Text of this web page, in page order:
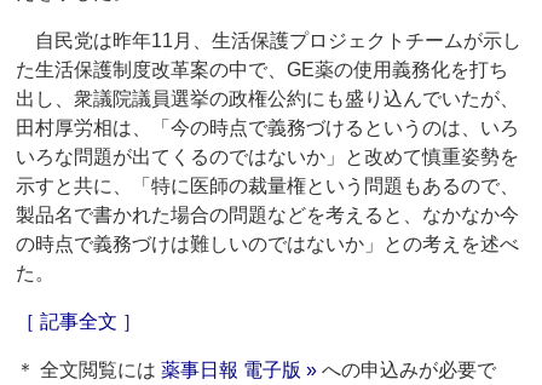
自民党は昨年11月、生活保護プロジェクトチームが示し
た生活保護制度改革案の中で、GE薬の使用義務化を打ち
出し、衆議院議員選挙の政権公約にも盛り込んでいたが、
田村厚労相は、「今の時点で義務づけるというのは、いろ
いろな問題が出てくるのではないか」と改めて慎重姿勢を
示すと共に、「特に医師の裁量権という問題もあるので、
製品名で書かれた場合の問題などを考えると、なかなか今
の時点で義務づけは難しいのではないか」との考えを述べ
た。
［ 記事全文 ］
＊ 全文閲覧には薬事日報 電子版 » への申込みが必要で